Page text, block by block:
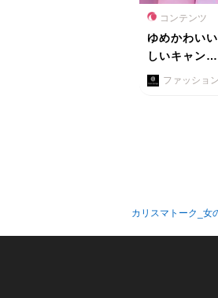
コンテンツ
ゆめかわい
しいキャン…
ファッション
カリスマトーク_女